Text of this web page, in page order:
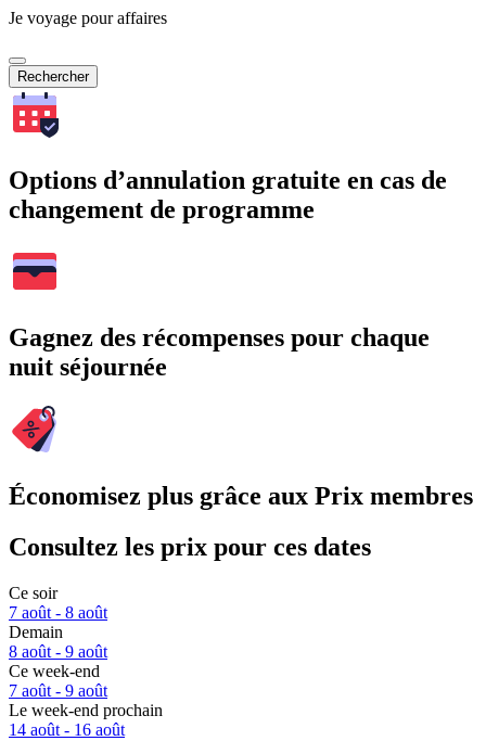
Je voyage pour affaires
Rechercher
Options d’annulation gratuite en cas de
changement de programme
Gagnez des récompenses pour chaque
nuit séjournée
Économisez plus grâce aux Prix membres
Consultez les prix pour ces dates
Ce soir
7 août - 8 août
Demain
8 août - 9 août
Ce week-end
7 août - 9 août
Le week-end prochain
14 août - 16 août